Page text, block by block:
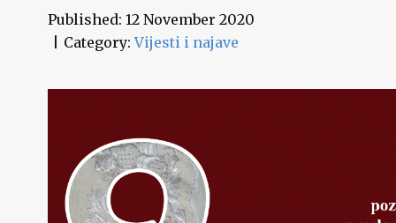
Published: 12 November 2020
Category:Vijesti i najave